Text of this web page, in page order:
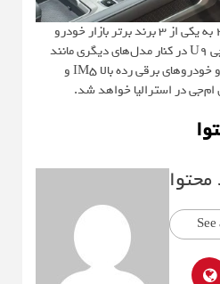
ام جی تصمیم دارد تا سال ۲۰۳۰ به یکی از 3 برند برتر بازار خودرو
استرالیا تبدیل شود. پیکاپ ام جی U9 در کنار مدل‌های دیگری مانند
شاسی‌بلند هفت‌نفره ام جی QS و خودروهای برقی رده بالا IM5 و